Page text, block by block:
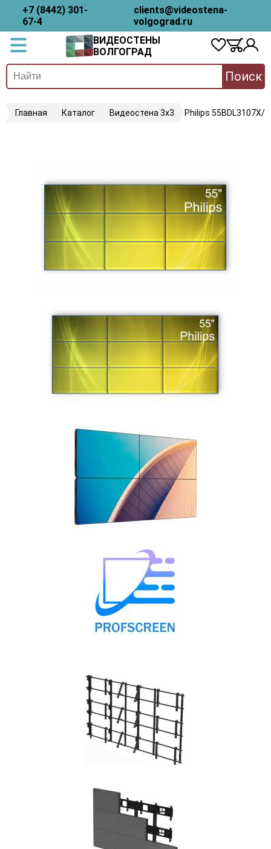
+7 (8442) 301-
67-4
clients@videostena-
volgograd.ru
ВИДЕОСТЕНЫ
ВОЛГОГРАД
Поиск
Главная Каталог Видеостена 3х3 Philips 55BDL3107X/